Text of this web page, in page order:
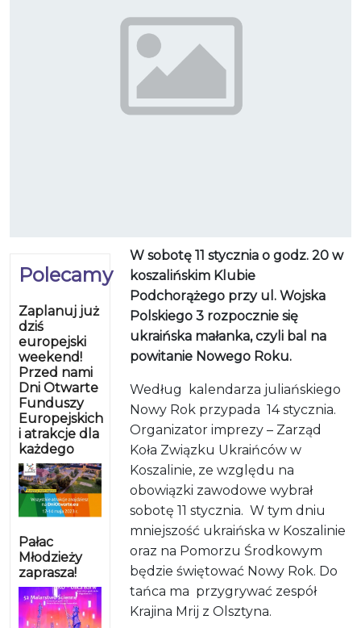
Polecamy
Zaplanuj już
dziś
europejski
weekend!
Przed nami
Dni Otwarte
Funduszy
Europejskich
i atrakcje dla
każdego
Pałac
Młodzieży
zaprasza!
W sobotę 11 stycznia o godz. 20 w
koszalińskim Klubie
Podchorążego przy ul. Wojska
Polskiego 3 rozpocznie się
ukraińska małanka, czyli bal na
powitanie Nowego Roku.
Według
kalendarza juliańskiego
Nowy Rok przypada 14 stycznia.
Organizator imprezy – Zarząd
Koła Związku Ukraińców w
Koszalinie, ze względu na
obowiązki zawodowe wybrał
sobotę 11 stycznia. W tym dniu
mniejszość ukraińska w Koszalinie
oraz na Pomorzu Środkowym
będzie świętować Nowy Rok. Do
tańca ma przygrywać zespół
Krajina Mrij z Olsztyna.